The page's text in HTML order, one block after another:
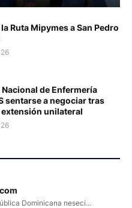
Ruta Mipymes a San Pedro
de Enfermería
sentarse a negociar tras
unilateral
Dominicana neseci...